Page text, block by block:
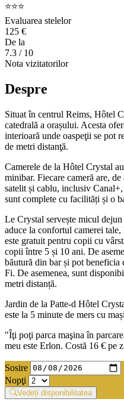
⭐⭐⭐
Evaluarea stelelor
125 €
De la
7.3 / 10
Nota vizitatorilor
Despre
Situat în centrul Reims, Hôtel
catedrală a orașului. Acesta
interioară unde oaspeţii se pot
de metri distanţă.
Camerele de la Hôtel Crystal
minibar. Fiecare cameră are,
satelit și cablu, inclusiv
sunt complete cu facilități și o
Le Crystal servește micul
aduce la confortul camerei
este gratuit pentru copii cu
copii între 5 și 10 ani. De
băutură din bar și pot beneficia
Fi. De asemenea, sunt
metri distanță.
Jardin de la Patte-d Hôtel
este la 5 minute de mers cu
"Îţi poţi parca maşina în
meu este Erlon. Costă 16 € pe
Sosire
Nopţi
Vedeți disponibilitatea